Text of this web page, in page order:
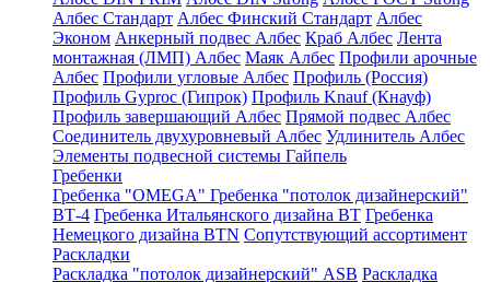
Албес Стандарт Албес Финский Стандарт Албес
Эконом Анкерный подвес Албес Краб Албес Лента
монтажная (ЛМП) Албес Маяк Албес Профили арочные
Албес Профили угловые Албес Профиль (Россия)
Профиль Gyproc (Гипрок) Профиль Knauf (Кнауф)
Профиль завершающий Албес Прямой подвес Албес
Соединитель двухуровневый Албес Удлинитель Албес
Элементы подвесной системы Гайпель
Гребенки
Гребенка "OMEGA" Гребенка "потолок дизайнерский"
ВТ-4 Гребенка Итальянского дизайна BT Гребенка
Немецкого дизайна ВТN Сопутствующий ассортимент
Раскладки
Раскладка "потолок дизайнерский" ASB Раскладка